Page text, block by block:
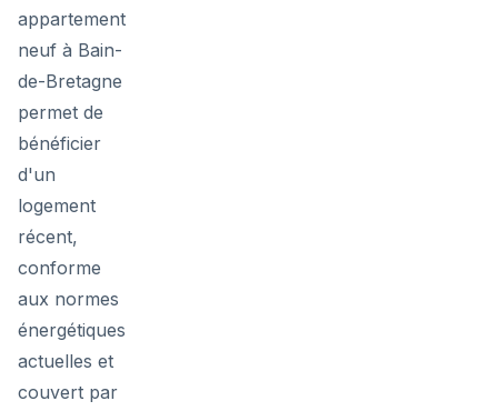
appartement
neuf à Bain-
de-Bretagne
permet de
bénéficier
d'un
logement
récent,
conforme
aux normes
énergétiques
actuelles et
couvert par